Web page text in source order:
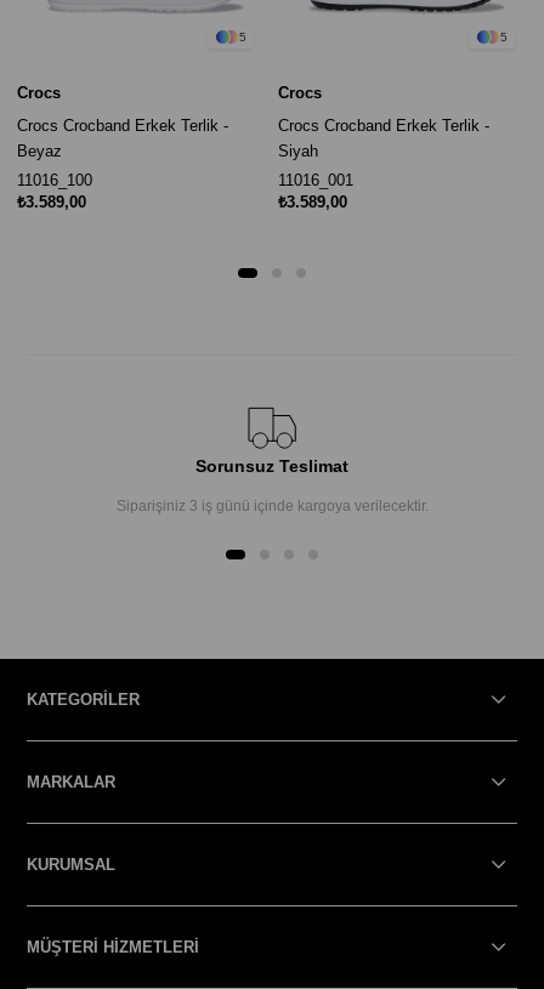
5
Crocs
Crocs Crocband Erkek Terlik -
Beyaz
11016_100
₺3.589,00
5
Crocs
Crocs Crocband Erkek Terlik -
Siyah
11016_001
₺3.589,00
Sorunsuz Teslimat
Siparişiniz 3 iş günü içinde kargoya verilecektir.
KATEGORİLER
MARKALAR
KURUMSAL
MÜŞTERİ HİZMETLERİ